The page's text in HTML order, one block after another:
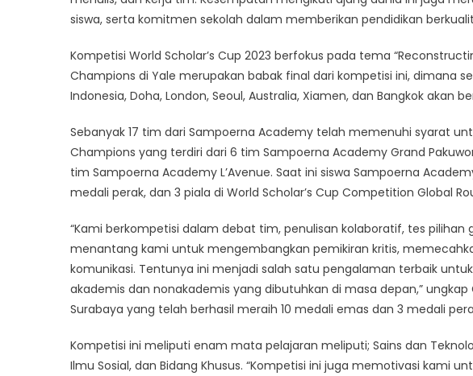
siswa, serta komitmen sekolah dalam memberikan pendidikan
Kompetisi World Scholar’s Cup 2023 berfokus pada tema
Champions di Yale merupakan babak final dari kompetisi ini, dimana
Indonesia, Doha, London, Seoul, Australia, Xiamen, dan Bangkok akan
Sebanyak 17 tim dari Sampoerna Academy telah memenuhi syarat
Champions yang terdiri dari 6 tim Sampoerna Academy Grand
tim Sampoerna Academy L’Avenue. Saat ini siswa Sampoerna
medali perak, dan 3 piala di World Scholar’s Cup Competition Global
“Kami berkompetisi dalam debat tim, penulisan kolaboratif, tes pilihan
menantang kami untuk mengembangkan pemikiran kritis,
komunikasi. Tentunya ini menjadi salah satu pengalaman terbaik
akademis dan nonakademis yang dibutuhkan di masa depan,”
Surabaya yang telah berhasil meraih 10 medali emas dan 3 medali
Kompetisi ini meliputi enam mata pelajaran meliputi; Sains dan
Ilmu Sosial, dan Bidang Khusus. “Kompetisi ini juga memotivasi kami